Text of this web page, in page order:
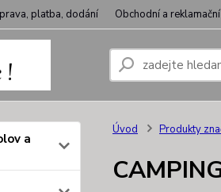
platba, dodání Obchodní a
a
Úvod Produkty